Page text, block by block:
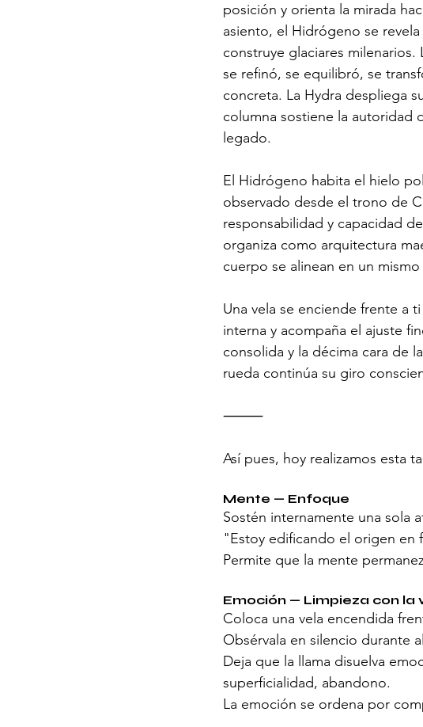
posición y orienta la mirada
asiento, el Hidrógeno se
construye glaciares
se refinó, se equilibró, se
concreta. La Hydra despliega
columna sostiene la autoridad
legado.
El Hidrógeno habita el hielo
observado desde el trono de
responsabilidad y capacidad
organiza como arquitectura
cuerpo se alinean en un
Una vela se enciende frente a
interna y acompaña el ajuste
consolida y la décima cara de
rueda continúa su giro
⸻
Así pues, hoy realizamos esta
Mente — Enfoque
Sostén internamente una sola
"Estoy edificando el origen en
Permite que la mente
Emoción — Limpieza con la
Coloca una vela encendida
Obsérvala en silencio durante
Deja que la llama disuelva
superficialidad, abandono.
La emoción se ordena por